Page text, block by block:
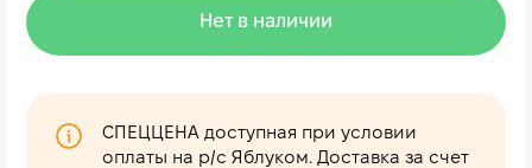
Нет в наличии
СПЕЦЦЕНА доступная при условии
оплаты на р/с Яблуком. Доставка за счет